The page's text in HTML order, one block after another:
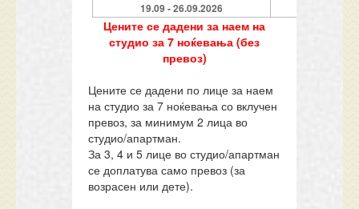
19.09 - 26.09.2026
Цените се дадени за наем на
студио за 7 ноќевања (без
превоз)
Цените се дадени по лице за наем
на студио за 7 ноќевања со вклучен
превоз, за минимум 2 лица во
студио/апартман.
За 3, 4 и 5 лице во студио/апартман
се доплатува само превоз (за
возрасен или дете).